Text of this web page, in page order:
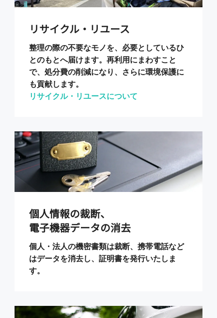
リサイクル・リユース
整理の際の不要なモノを、必要としているひ
とのもとへ届けます。再利用にまわすこと
で、処分費の削減になり、さらに環境保護に
も貢献します。
リサイクル・リユースについて
個人情報の裁断、
電子機器データの消去
個人・法人の機密書類は裁断、携帯電話など
はデータを消去し、証明書を発行いたしま
す。